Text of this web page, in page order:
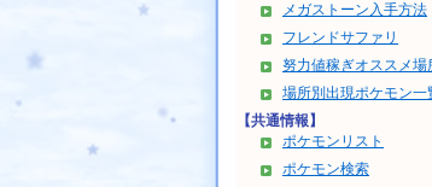
メガストーン入手方法
フレンドサファリ
努力値稼ぎオススメ場
場所別出現ポケモン一
【共通情報】
ポケモンリスト
ポケモン検索